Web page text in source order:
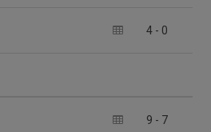
4 - 0
9 - 7